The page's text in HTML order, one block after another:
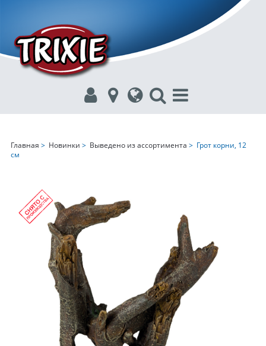
Главная > Новинки > Выведено из ассортимента > Грот корни, 12
см